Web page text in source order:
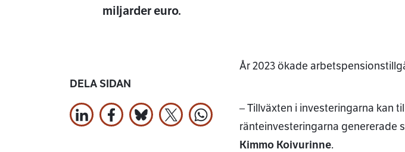
miljarder euro.
År 2023 ökade
– Tillväxten i investeringarna kan
ränteinvesteringarna genererade
Kimmo Koivurinne.
DELA SIDAN
Dela på LinkedIn
Dela på Facebook
Jaa Bluesky:ssa
Dela på XDela på WhatsApp